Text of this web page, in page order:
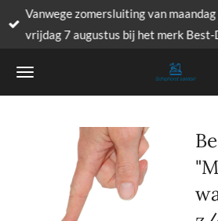
Ga
direct
de
Vanwege zomersluiting van
vrijdag 7 augustus bij het merk Best-